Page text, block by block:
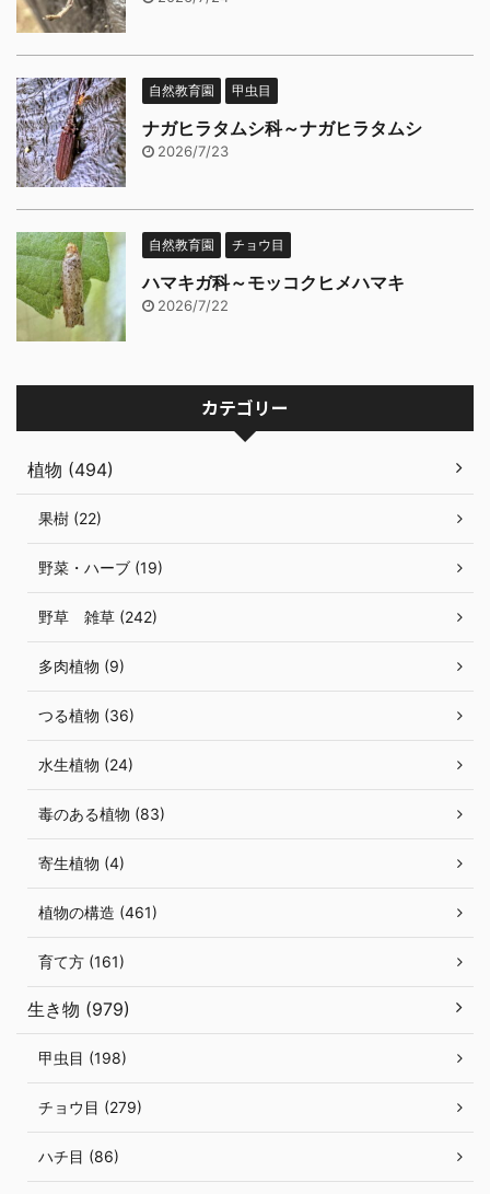
自然教育園 甲虫目
ナガヒラタムシ科～ナガヒラタムシ
2026/7/23
自然教育園 チョウ目
ハマキガ科～モッコクヒメハマキ
2026/7/22
カテゴリー
植物 (494)
果樹 (22)
野菜・ハーブ (19)
野草 雑草 (242)
多肉植物 (9)
つる植物 (36)
水生植物 (24)
毒のある植物 (83)
寄生植物 (4)
植物の構造 (461)
育て方 (161)
生き物 (979)
甲虫目 (198)
チョウ目 (279)
ハチ目 (86)